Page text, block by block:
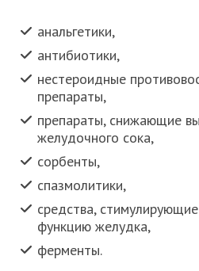
анальгетики,
антибиотики,
нестероидные
препараты,
препараты, снижающие
желудочного сока,
сорбенты,
спазмолитики,
средства,
функцию желудка,
ферменты.